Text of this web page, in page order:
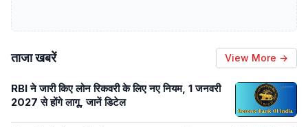
ताजा खबरें View More →
RBI ने जारी किए लोन रिकवरी के लिए नए नियम, 1 जनवरी
2027 से होंगे लागू, जानें डिटेल